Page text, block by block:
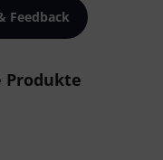
Feedback
Produkte